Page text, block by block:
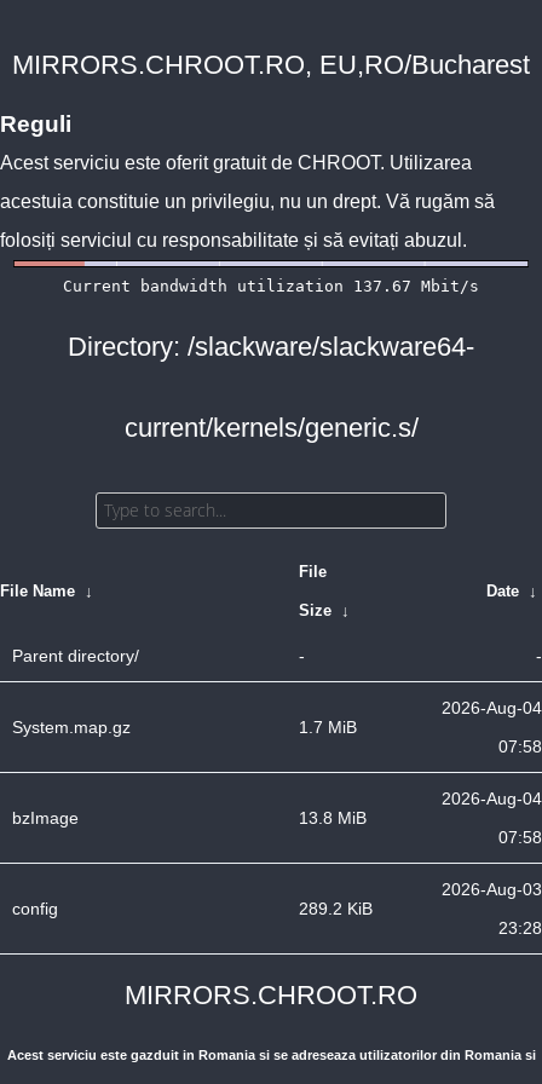
MIRRORS.CHROOT.RO, EU,RO/Bucharest
Reguli
Acest serviciu este oferit gratuit de CHROOT. Utilizarea
acestuia constituie un privilegiu, nu un drept. Vă rugăm să
folosiți serviciul cu responsabilitate și să evitați abuzul.
Directory: /slackware/slackware64-
current/kernels/generic.s/
File Name ↓
File
Size ↓
Date ↓
Parent directory/ - -
System.map.gz 1.7 MiB
2026-Aug-04
07:58
bzImage 13.8 MiB
2026-Aug-04
07:58
config 289.2 KiB
2026-Aug-03
23:28
MIRRORS.CHROOT.RO
Acest serviciu este gazduit in Romania si se adreseaza utilizatorilor din Romania si